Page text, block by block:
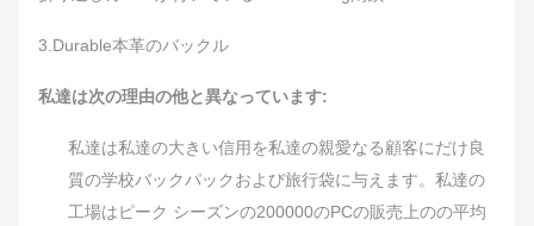
3.Durable本革のバックル
私達は次の理由の他と異なっています:
私達は私達の大きい信用を私達の親愛なる顧客にだけ良
質の学校バックパックおよび旅行袋に与えます。私達の
工場はピーク シーズンの200000のPCの販売上のの平均